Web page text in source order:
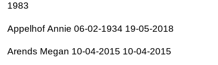
1983
AppelhofAnnie 06-02-1934 19-05-2018
Arends Megan 10-04-2015 10-04-2015